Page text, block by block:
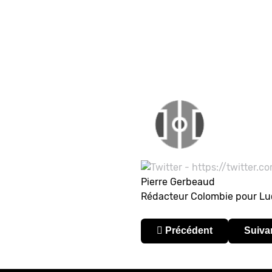
Pierre Gerbeaud
Rédacteur Colombie pour
Article précédent :
Précédent